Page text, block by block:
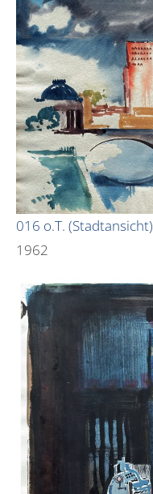
016 o.T. (Stadtansicht)
1962